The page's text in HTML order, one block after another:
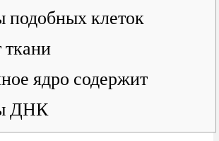
подобных клеток
ткани
ядро содержит
ДНК